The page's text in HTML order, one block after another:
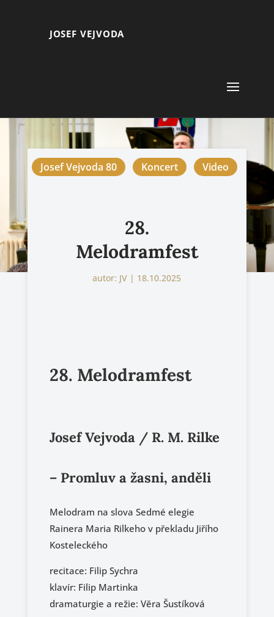
JOSEF VEJVODA
Josef Vejvoda 80 Koncert Video
28.
Melodramfest
autor: JV | 18.10.2025
28. Melodramfest
Josef Vejvoda / R. M. Rilke
– Promluv a žasni, anděli
Melodram na slova Sedmé elegie
Rainera Maria Rilkeho v překladu Jiřího
Kosteleckého
recitace: Filip Sychra
klavír: Filip Martinka
dramaturgie a režie: Věra Šustíková